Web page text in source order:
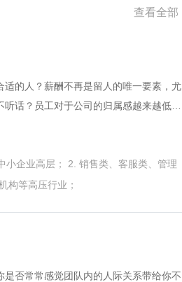
查看全部
的人？薪酬不再是留人的唯一要素，尤
话？员工对于公司的归属感越来越低？
降？…… 传统管理往往以工作任务为导
”模式逐步转向“人性管理”模式，管理中
情绪等非技能性要素得以关注，以期更
小企业高层； 2. 销售类、客服类、管理
构等高压行业；
否常常感觉团队内的人际关系带给你不